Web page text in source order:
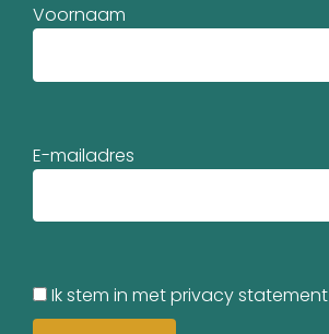
Voornaam
E-mailadres
Ik stem in met privacy statement